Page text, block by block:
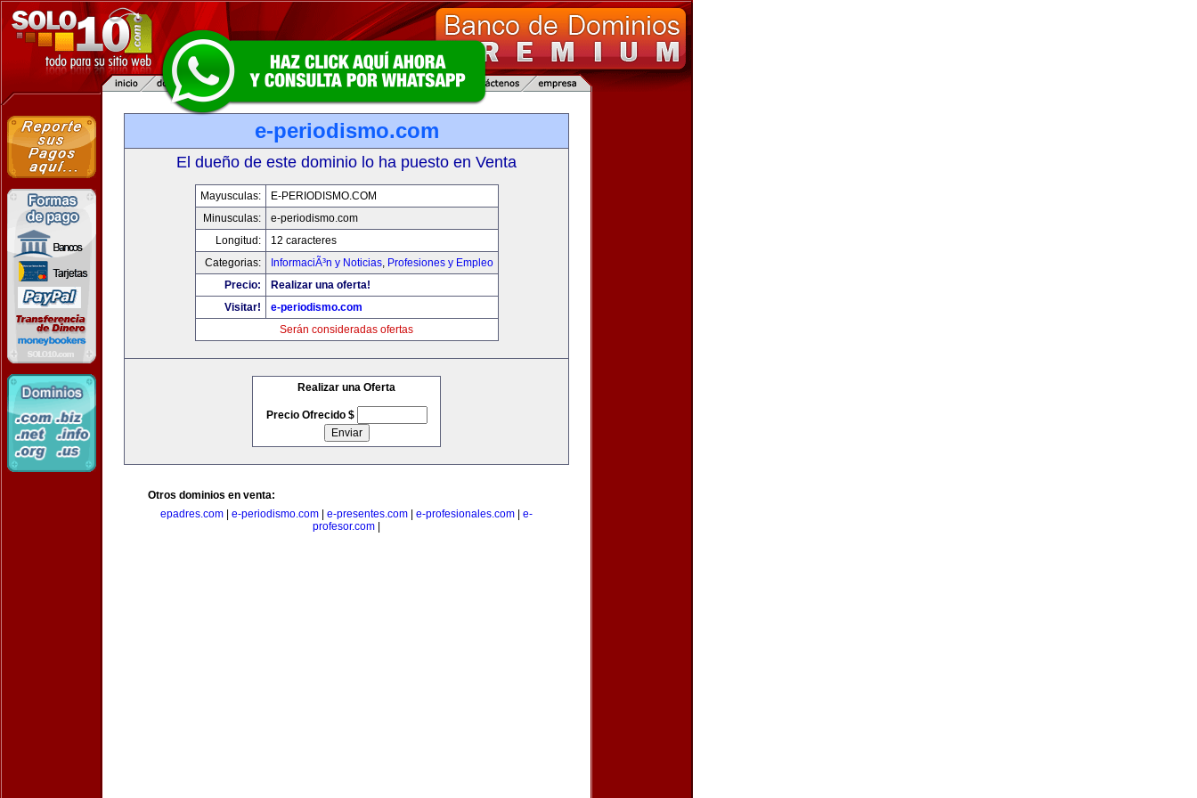
e-periodismo.com
El dueño de este dominio lo ha puesto en Venta
Mayusculas:
E-PERIODISMO.COM
Minusculas:
e-periodismo.com
Longitud:
12 caracteres
Categorias:
InformaciÃ³n y Noticias, Profesiones y Empleo
Precio:
Realizar una oferta!
Visitar!
e-periodismo.com
Serán consideradas ofertas
Realizar una Oferta
Precio Ofrecido $
Otros dominios en venta:
epadres.com
e-periodismo.com e-presentes.com e-profesionales.com
e-
profesor.com